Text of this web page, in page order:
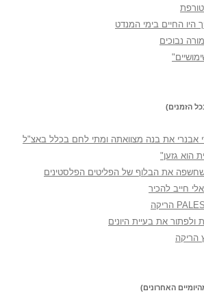
היו החיים בימי המנדט
נבוכים
הזמנים)
אבנרי את בנה מצוואתה ומתי לחם בכלל באצ"ל
הוא גזען"
את הבלוף של הפליטים הפלסטינים
חייב להכיר
ולפתור את בעיית היונים
הריקה
האחרונים)